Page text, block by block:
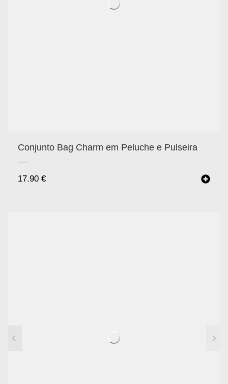
Conjunto Bag Charm em Peluche e Pulseira
17.90 €